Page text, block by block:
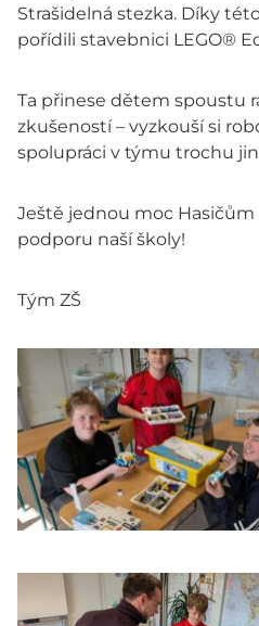
Strašidelná stezka. Díky
pořídili stavebnici LEGO®
Ta přinese dětem spoustu
zkušeností – vyzkouší si
spolupráci v týmu trochu
Ještě jednou moc
podporu naší školy!
Tým ZŠ